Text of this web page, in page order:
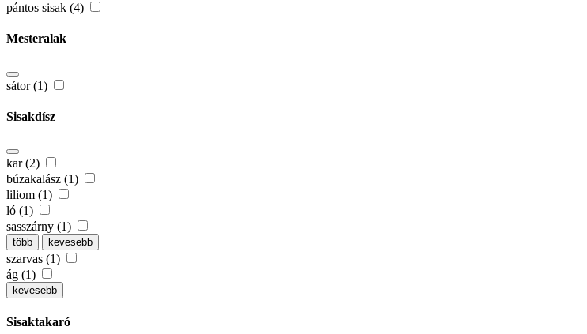
pántos sisak (4)
Mesteralak
sátor (1)
Sisakdísz
kar (2)
búzakalász (1)
liliom (1)
ló (1)
sasszárny (1)
több kevesebb
szarvas (1)
ág (1)
kevesebb
Sisaktakaró